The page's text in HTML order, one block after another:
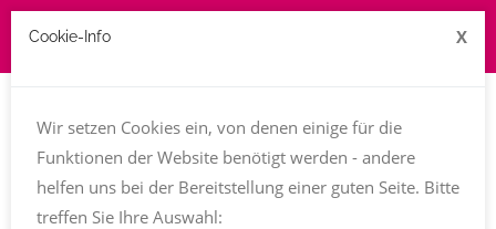
Cookie-Info X
Wir setzen Cookies ein, von denen einige für die
Funktionen der Website benötigt werden - andere
helfen uns bei der Bereitstellung einer guten Seite. Bitte
treffen Sie Ihre Auswahl: